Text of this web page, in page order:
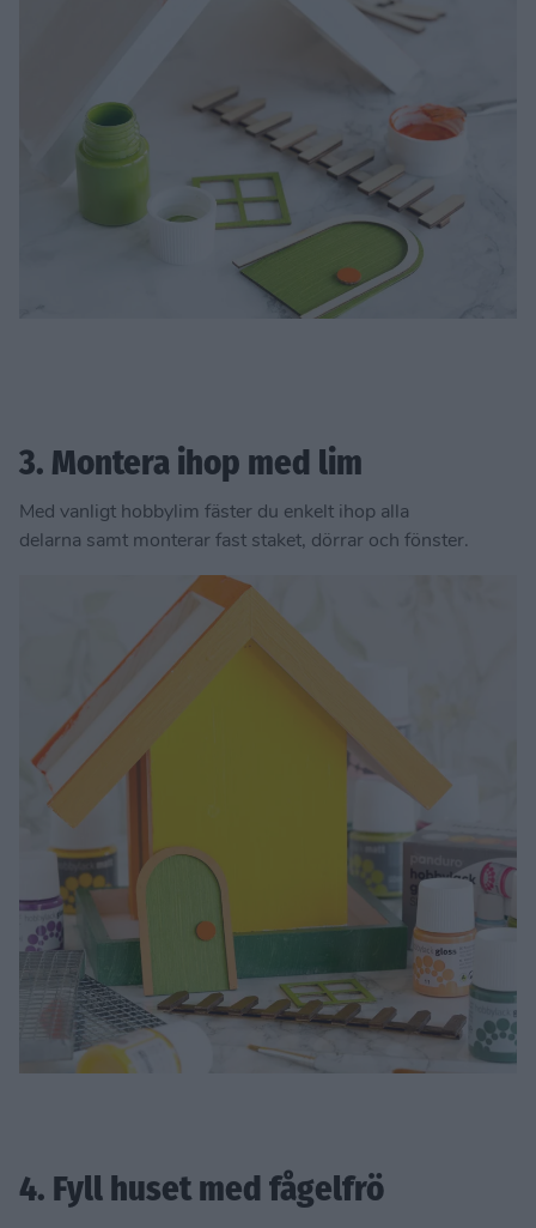
3. Montera ihop med lim
Med vanligt hobbylim fäster du enkelt ihop alla
delarna samt monterar fast staket, dörrar och fönster.
4. Fyll huset med fågelfrö